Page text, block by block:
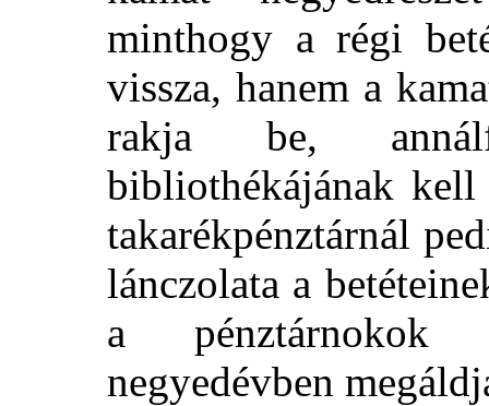
minthogy a régi
vissza, hanem a
rakja be,
bibliothékájának
takarékpénztárnál
lánczolata a
a
negyedévben